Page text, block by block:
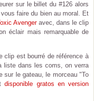
sur le billet du #126 alors
faire du bien au moral. Et
Avengeravec, dans le clip
éclair mais remarquable de
clip est bourré de référence à
liste dans les coms, on verra
sur le gateau, le morceau "To
disponible gratos en version